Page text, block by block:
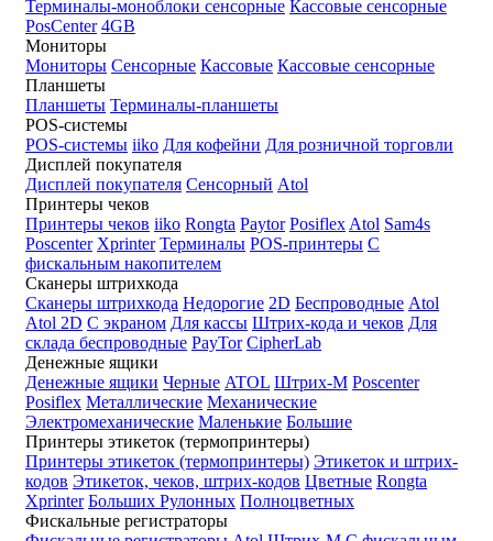
Терминалы-моноблоки сенсорные Кассовые сенсорные
PosCenter 4GB
Мониторы
Мониторы Сенсорные Кассовые Кассовые сенсорные
Планшеты
Планшеты Терминалы-планшеты
POS-системы
POS-системы iiko Для кофейни Для розничной торговли
Дисплей покупателя
Дисплей покупателя Сенсорный Atol
Принтеры чеков
Принтеры чеков iiko Rongta Paytor Posiflex Atol Sam4s
Poscenter Xprinter Терминалы POS-принтеры С
фискальным накопителем
Сканеры штрихкода
Сканеры штрихкода Недорогие 2D Беспроводные Atol
Atol 2D С экраном Для кассы Штрих-кода и чеков Для
склада беспроводные PayTor CipherLab
Денежные ящики
Денежные ящики Черные ATOL Штрих-М Poscenter
Posiflex Металлические Механические
Электромеханические Маленькие Большие
Принтеры этикеток (термопринтеры)
Принтеры этикеток (термопринтеры) Этикеток и штрих-
кодов Этикеток, чеков, штрих-кодов Цветные Rongta
Xprinter Больших Рулонных Полноцветных
Фискальные регистраторы